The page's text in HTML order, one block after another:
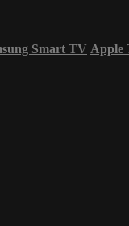
Smart TV Apple